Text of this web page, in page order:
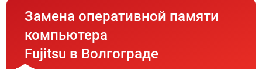
Замена оперативной памяти
компьютера
Fujitsu в Волгограде